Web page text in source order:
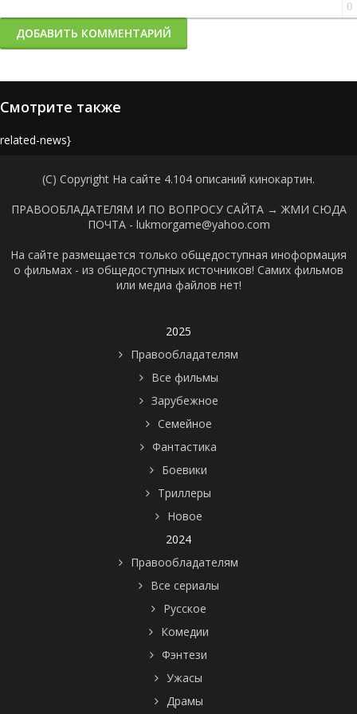
0
ДОБАВИТЬ КОММЕНТАРИЙ
Смотрите также
news}
(C) Copyright На сайте 4.104 описаний кинокартин.
ПРАВООБЛАДАТЕЛЯМ И ПО ВОПРОСУ САЙТА → ЖМИ СЮДА
ПОЧТА - lukmorgame@yahoo.com
На сайте размещается только общедоступная иноформация
о фильмах - из общедоступных источников! Самих фильмов
или медиа файлов нет!
2025
Правообладателям
Все фильмы
Зарубежное
Семейное
Фантастика
Боевики
Триллеры
Новое
2024
Правообладателям
Все сериалы
Русское
Комедии
Фэнтези
Ужасы
Драмы